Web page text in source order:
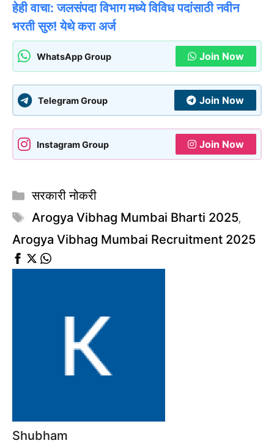
हेही वाचा: जलसंपदा विभाग मध्ये विविध पदांसाठी नवीन
भरती सुरु! येथे करा अर्ज
WhatsApp Group Join Now
Telegram Group Join Now
Instagram Group Join Now
Categories
सरकारी नोकरी
Tags
Arogya Vibhag Mumbai Bharti 2025,
Arogya Vibhag Mumbai Recruitment 2025
Shubham